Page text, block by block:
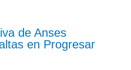
de Anses
en Progresar